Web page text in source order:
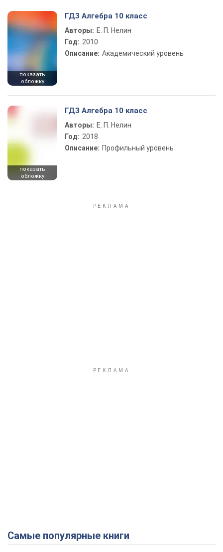
показать
обложку
ГДЗ Алгебра 10 класс
Авторы: Е. П. Нелин
Год: 2010
Описание: Академический уровень
показать
обложку
ГДЗ Алгебра 10 класс
Авторы: Е. П. Нелин
Год: 2018
Описание: Профильный уровень
Самые популярные книги